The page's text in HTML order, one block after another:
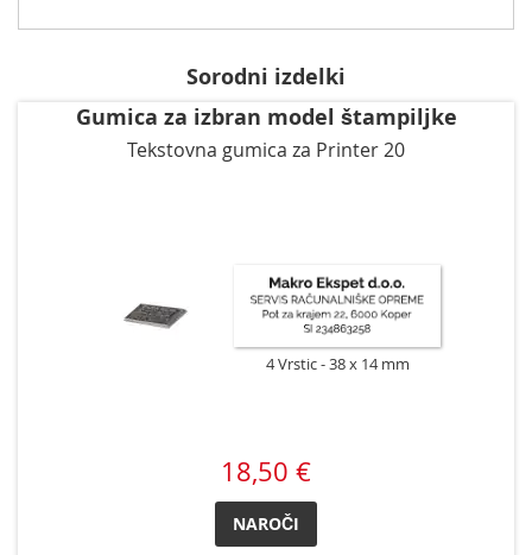
Sorodni izdelki
Gumica za izbran model štampiljke
Tekstovna gumica za Printer 20
4 Vrstic 38 x 14 mm
18,50 €
NAROČI